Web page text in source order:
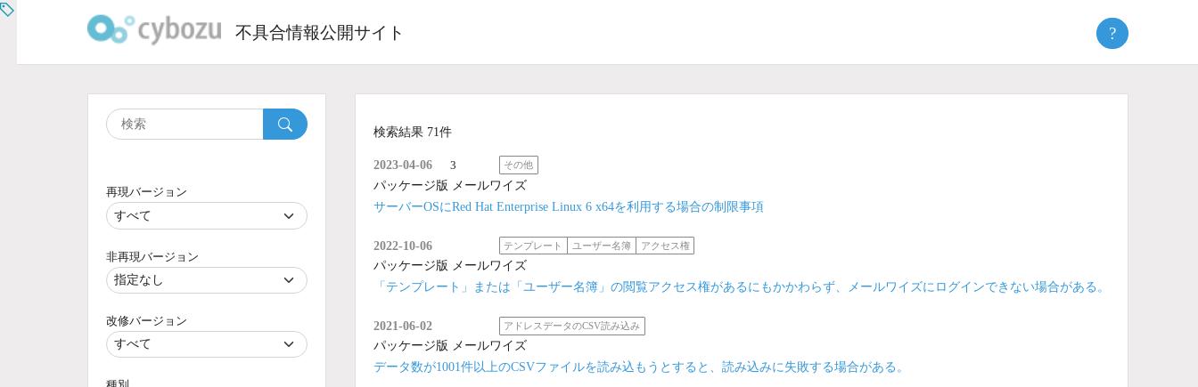
不具合情報公開サイト ?
検索結果 71件
2023-04-06 3 その他
パッケージ版 メールワイズ
サーバーOSにRed Hat Enterprise Linux 6 x64を利用する場合の制限事項
2022-10-06 テンプレート ユーザー名簿 アクセス権
パッケージ版 メールワイズ
「テンプレート」または「ユーザー名簿」の閲覧アクセス権があるにもかかわらず、メールワイズにログインできない場合がある。
2021-06-02 アドレスデータのCSV読み込み
パッケージ版 メールワイズ
データ数が1001件以上のCSVファイルを読み込もうとすると、読み込みに失敗する場合がある。
再現バージョン
非再現バージョン
改修バージョン